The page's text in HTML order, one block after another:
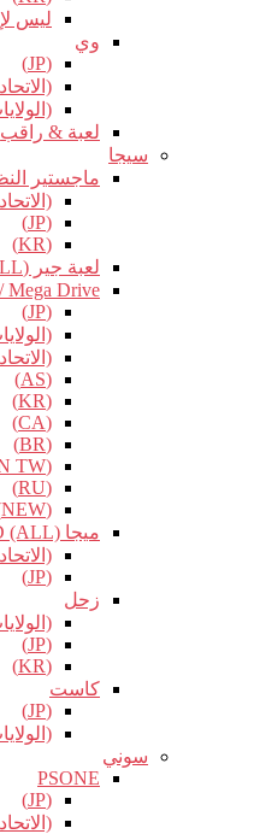
ليس
وي
(JP)
لعبة & راقب
سيجا
ماجستير
(JP)
(KR)
لعبة جير (ALL)
Mega Drive / سفر التكوين
(JP)
(AS)
(KR)
(CA)
(BR)
(CN TW)
(RU)
(NEW)
ميجا CD (ALL)
(JP)
زحل
(JP)
(KR)
كاست
(JP)
سوني
PSONE
(JP)